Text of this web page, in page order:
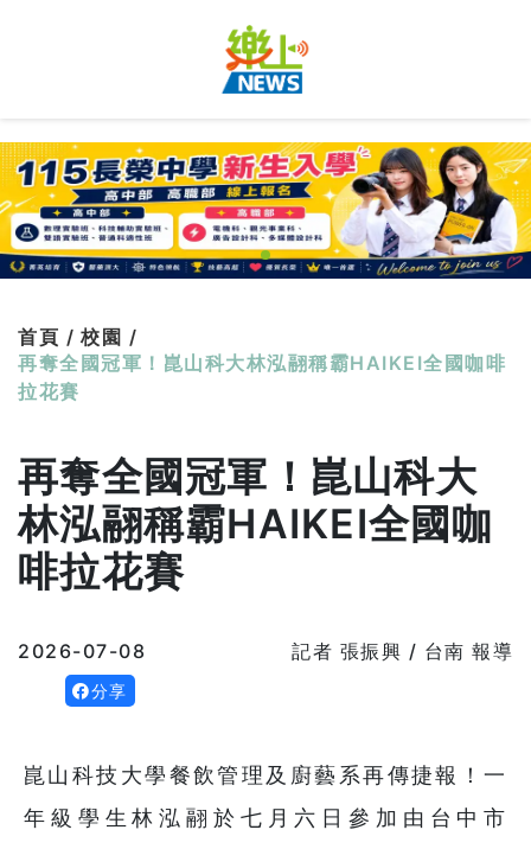
首頁 / 校園 /
再奪全國冠軍！崑山科大林泓翮稱霸HAIKEI全國咖啡
拉花賽
再奪全國冠軍！崑山科大
林泓翮稱霸HAIKEI全國咖
啡拉花賽
2026-07-08 記者 張振興 / 台南 報導
分享
崑山科技大學餐飲管理及廚藝系再傳捷報！一
年級學生林泓翮於七月六日參加由台中市